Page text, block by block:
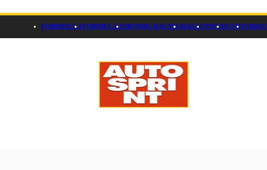
FORMULA 1FORMULA EMONDO RACINGRALLYPISTAFOTOVIDEO